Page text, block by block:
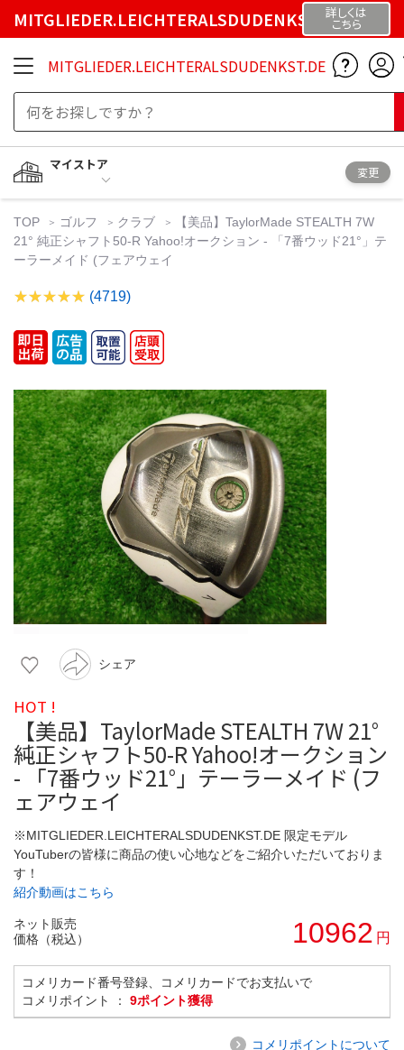
MITGLIEDER.LEICHTERALSDUDENKST.DE詳しくは
こちら
MITGLIEDER.LEICHTERALSDUDENKST.DE
マイストア
変更
TOP ゴルフ クラブ
【美品】TaylorMade STEALTH 7W
21° 純正シャフト50-R Yahoo!オークション - 「7番ウッド21°」テ
ーラーメイド (フェアウェイ
(4719)
シェア
HOT !
【美品】TaylorMade STEALTH 7W 21°
純正シャフト50-R Yahoo!オークション
- 「7番ウッド21°」テーラーメイド (フ
ェアウェイ
※MITGLIEDER.LEICHTERALSDUDENKST.DE 限定モデル
YouTuberの皆様に商品の使い心地などをご紹介いただいておりま
す！
紹介動画はこちら
ネット販売
価格（税込）
10962 円
コメリカード番号登録、コメリカードでお支払いで
コメリポイント ： 9ポイント獲得
コメリポイントについて